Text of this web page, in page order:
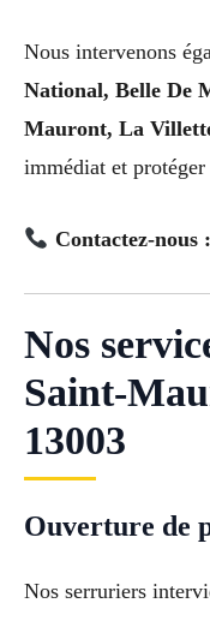
Nous intervenons
National, Belle De
Mauront, La
immédiat et
Contactez-nous
Nos
Saint-
13003
Ouverture de
Nos serruriers